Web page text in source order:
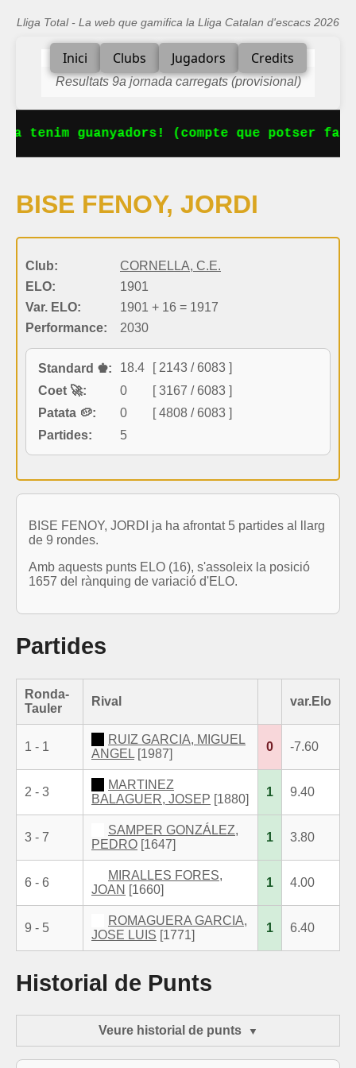
Lliga Total - La web que gamifica la Lliga Catalan d'escacs 2026
Inici Clubs Jugadors Credits
Resultats 9a jornada carregats (provisional)
tenim guanyadors! (compte que potser
BISE FENOY, JORDI
Club:
CORNELLA, C.E.
ELO:
1901
Var. ELO:
1901 + 16 = 1917
Performance:
2030
Standard ♚: 18.4
[ 2143 / 6083 ]
Coet 🚀:
0
[ 3167 / 6083 ]
Patata 🥔:
0
[ 4808 / 6083 ]
Partides:
5
BISE FENOY, JORDI ja ha afrontat 5 partides al llarg
de 9 rondes.
Amb aquests punts ELO (16), s'assoleix la posició
1657 del rànquing de variació d'ELO.
Partides
Ronda-
Tauler
Rival var.Elo
1 - 1
RUIZ GARCIA, MIGUEL
ANGEL [1987]
0 -7.60
2 - 3
MARTINEZ
BALAGUER, JOSEP [1880]
1 9.40
3 - 7
SAMPER GONZÁLEZ,
PEDRO [1647]
1 3.80
6 - 6
MIRALLES FORES,
JOAN [1660]
1 4.00
9 - 5
ROMAGUERA GARCIA,
JOSE LUIS [1771]
1 6.40
Historial de Punts
Veure historial de punts